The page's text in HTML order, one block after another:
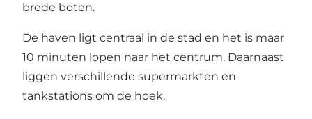
brede boten.
De haven ligt centraal in de stad en het is maar
10 minuten lopen naar het centrum. Daarnaast
liggen verschillende supermarkten en
tankstations om de hoek.